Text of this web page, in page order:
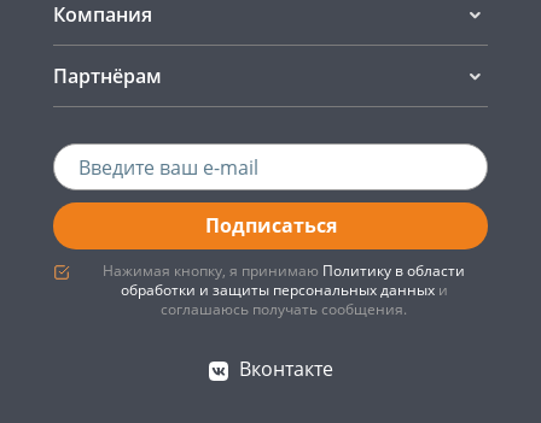
Компания
Партнёрам
Подписаться
Нажимая кнопку, я принимаю Политику в области
обработки и защиты персональных данныхи
соглашаюсь получать сообщения.
Вконтакте